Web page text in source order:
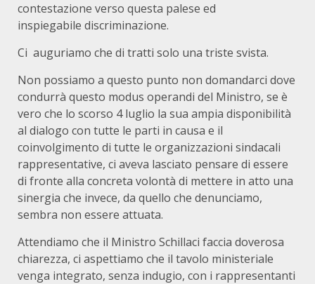
contestazione verso questa palese ed
inspiegabile discriminazione.
Ci auguriamo che di tratti solo una triste svista.
Non possiamo a questo punto non domandarci dove
condurrà questo modus operandi del Ministro, se è
vero che lo scorso 4 luglio la sua ampia disponibilità
al dialogo con tutte le parti in causa e il
coinvolgimento di tutte le organizzazioni sindacali
rappresentative, ci aveva lasciato pensare di essere
di fronte alla concreta volontà di mettere in atto una
sinergia che invece, da quello che denunciamo,
sembra non essere attuata.
Attendiamo che il Ministro Schillaci faccia doverosa
chiarezza, ci aspettiamo che il tavolo ministeriale
venga integrato, senza indugio, con i rappresentanti